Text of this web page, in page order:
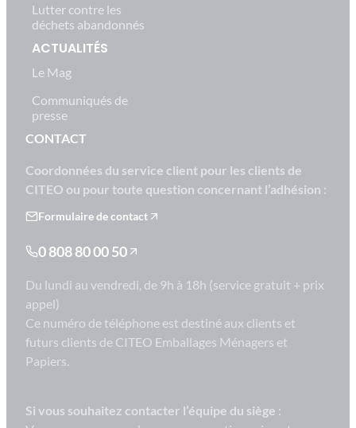
Lutter contre les
déchets abandonnés
ACTUALITÉS
Le Mag
Communiqués de
presse
CONTACT
Coordonnées du service client pour les clients de
CITEO ou pour toute question concernant l’adhésion :
Formulaire de contact
0 808 80 00 50
Du lundi au vendredi, de 9h à 18h (service gratuit + prix
appel)
Ce numéro de téléphone est destiné aux clients et
futurs clients de CITEO Emballages Ménagers et
Papiers.
Si vous souhaitez contacter l’équipe du siège :